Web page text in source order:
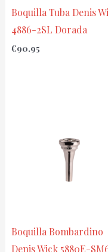
Boquilla Tuba Denis
4886-2SL Dorada
€90.95
Boquilla Bombardino
Denis Wick 5880E-